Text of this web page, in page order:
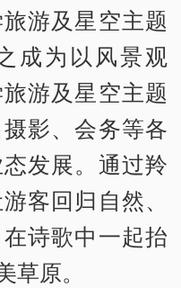
游及星空主题
成为以风景观
游及星空主题
影、会务等各
发展。通过羚
客回归自然、
诗歌中一起抬
原。